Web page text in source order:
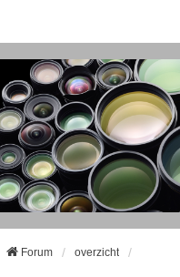
Forum overzicht